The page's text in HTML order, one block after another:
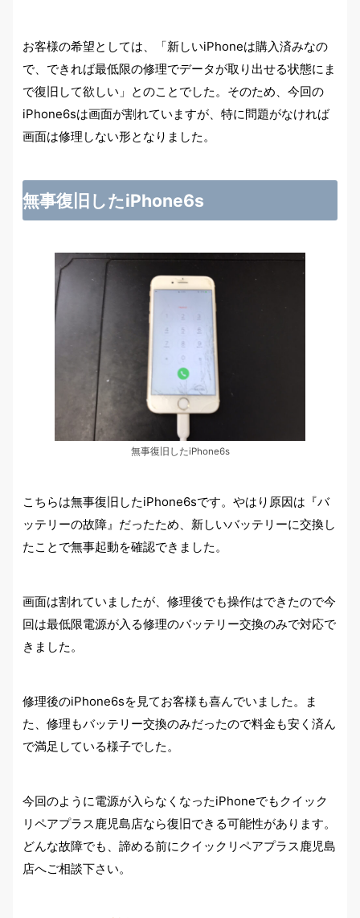
お客様の希望としては、「新しいiPhoneは購入済みなの
で、できれば最低限の修理でデータが取り出せる状態にま
で復旧して欲しい」とのことでした。そのため、今回の
iPhone6sは画面が割れていますが、特に問題がなければ
画面は修理しない形となりました。
無事復旧したiPhone6s
無事復旧したiPhone6s
こちらは無事復旧したiPhone6sです。やはり原因は『バ
ッテリーの故障』だったため、新しいバッテリーに交換し
たことで無事起動を確認できました。
画面は割れていましたが、修理後でも操作はできたので今
回は最低限電源が入る修理のバッテリー交換のみで対応で
きました。
修理後のiPhone6sを見てお客様も喜んでいました。ま
た、修理もバッテリー交換のみだったので料金も安く済ん
で満足している様子でした。
今回のように電源が入らなくなったiPhoneでもクイック
リペアプラス鹿児島店なら復旧できる可能性があります。
どんな故障でも、諦める前にクイックリペアプラス鹿児島
店へご相談下さい。